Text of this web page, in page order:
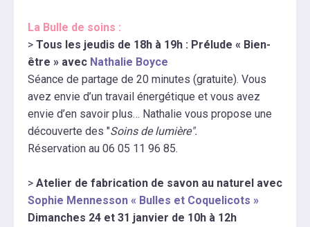
La Bulle de soins :
> Tous les jeudis de 18h à 19h : Prélude « Bien-
être » avec Nathalie Boyce
Séance de partage de 20 minutes (gratuite). Vous
avez envie d’un travail énergétique et vous avez
envie d’en savoir plus… Nathalie vous propose une
découverte des "Soins de lumière".
Réservation au 06 05 11 96 85.
> Atelier de fabrication de savon au naturel avec
Sophie Mennesson « Bulles et Coquelicots »
Dimanches 24 et 31 janvier de 10h à 12h